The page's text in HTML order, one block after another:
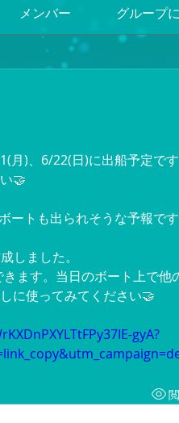
メンバー グループ
月)、6/22(日)に出船予定で
🤝
ートも出られそうな予報で
しました。
ます。当日のボート上で他
に使ってみてください🤝
gyA?